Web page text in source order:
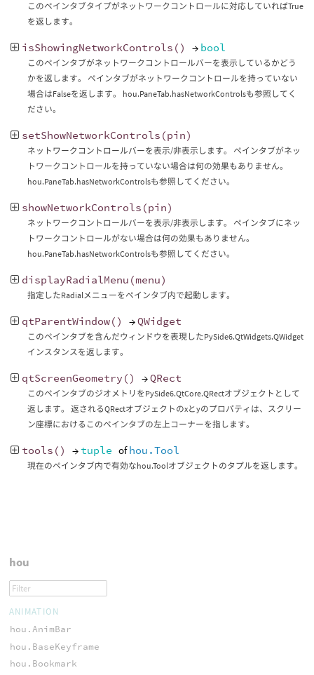
このペインタブタイプがネットワークコントロールに対応していればTrue
を返します。
isShowingNetworkControls () → bool
このペインタブがネットワークコントロールバーを表示しているかどう
かを返します。 ペインタブがネットワークコントロールを持っていない
場合はFalseを返します。 hou.PaneTab.hasNetworkControlsも参照してく
ださい。
setShowNetworkControls (pin)
ネットワークコントロールバーを表示/非表示します。 ペインタブがネッ
トワークコントロールを持っていない場合は何の効果もありません。
hou.PaneTab.hasNetworkControlsも参照してください。
showNetworkControls (pin)
ネットワークコントロールバーを表示/非表示します。 ペインタブにネッ
トワークコントロールがない場合は何の効果もありません。
hou.PaneTab.hasNetworkControlsも参照してください。
displayRadialMenu (menu)
指定したRadialメニューをペインタブ内で起動します。
qtParentWindow() →QWidget
このペインタブを含んだウィンドウを表現したPySide6.QtWidgets.QWidget
インスタンスを返します。
qtScreenGeometry () →QRect
このペインタブのジオメトリをPySide6.QtCore.QRectオブジェクトとして
返します。 返されるQRectオブジェクトのxとyのプロパティは、スクリー
ン座標におけるこのペインタブの左上コーナーを指します。
tools () → tuple ofhou.Tool
現在のペインタブ内で有効なhou.Toolオブジェクトのタプルを返します。
hou
ANIMATION
hou.AnimBar
hou.BaseKeyframe
hou.Bookmark